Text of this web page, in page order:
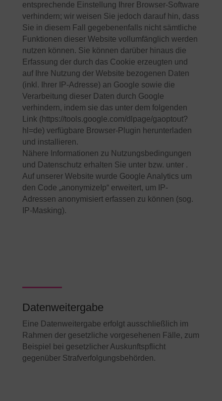
entsprechende Einstellung Ihrer Browser-Software
verhindern; wir weisen Sie jedoch darauf hin, dass
Sie in diesem Fall gegebenenfalls nicht sämtliche
Funktionen dieser Website vollumfänglich werden
nutzen können. Sie können darüber hinaus die
Erfassung der durch das Cookie erzeugten und
auf Ihre Nutzung der Website bezogenen Daten
(inkl. Ihrer IP-Adresse) an Google sowie die
Verarbeitung dieser Daten durch Google
verhindern, indem sie das unter dem folgenden
Link (https://tools.google.com/dlpage/gaoptout?
hl=de) verfügbare Browser-Plugin herunterladen
und installieren.
Nähere Informationen zu Nutzungsbedingungen
und Datenschutz erhalten Sie unter bzw. unter .
Auf unserer Website wurde Google Analytics um
den Code „anonymizeIp“ erweitert, um IP-
Adressen anonymisiert erfassen zu können (sog.
IP-Masking).
Datenweitergabe
Eine Datenweitergabe erfolgt ausschließlich im
Rahmen der gesetzliche vorgesehenen Fälle, zum
Beispiel bei gesetzlicher Auskunftspflicht
gegenüber Strafverfolgungsbehörden.